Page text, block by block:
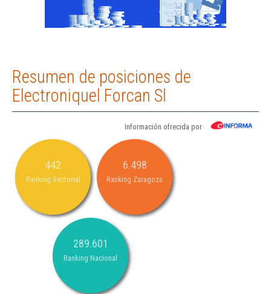
Resumen de posiciones de
Electroniquel Forcan Sl
Información ofrecida por
442
Ranking Sectorial
6.498
Ranking Zaragoza
289.601
Ranking Nacional